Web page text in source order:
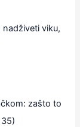
nadživeti viku,
zašto to